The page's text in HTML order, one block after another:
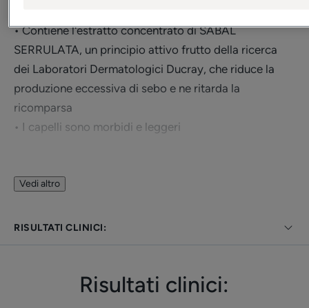
• Contiene l'estratto concentrato di SABAL
SERRULATA, un principio attivo frutto della ricerca
dei Laboratori Dermatologici Ducray, che riduce la
produzione eccessiva di sebo e ne ritarda la
ricomparsa
• I capelli sono morbidi e leggeri
70%¹ di capelli grassi in meno.
• DIMINUISCE l’eccessiva produzione di sebo e ne
Vedi altro
RISULTATI CLINICI:
Risultati clinici: